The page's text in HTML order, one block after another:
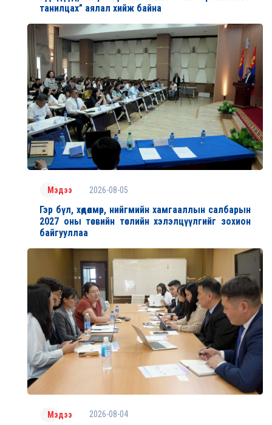
танилцах” аялал хийж байна
Мэдээ 2026-08-05
Гэр бүл, хөдөлмөр, нийгмийн хамгааллын салбарын
2027 оны төсвийн төслийн хэлэлцүүлгийг зохион
байгууллаа
Мэдээ 2026-08-04